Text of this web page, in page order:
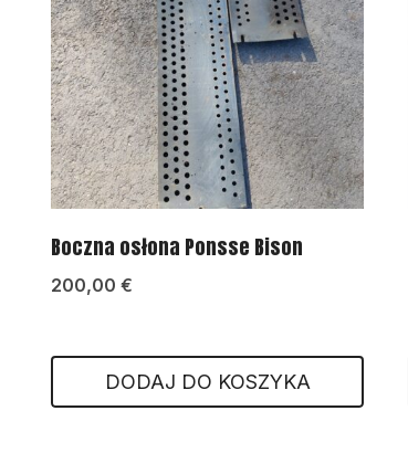
Boczna osłona Ponsse Bison
200,00 €
DODAJ DO KOSZYKA